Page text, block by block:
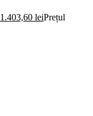
1.403,60 leiPrețul